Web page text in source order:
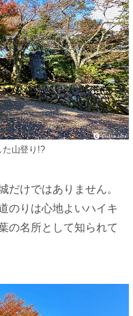
た山登り!?
だけではありません。
のりは心地よいハイキ
の名所として知られて